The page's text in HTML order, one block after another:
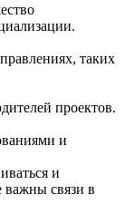
таких
проектов.
и
и
связи в